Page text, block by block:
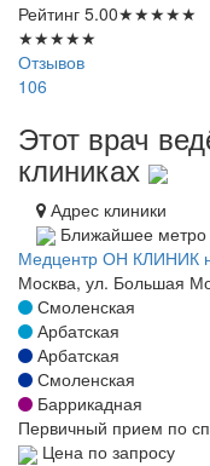
Рейтинг 5.00★★★★★
★★★★★
Отзывов
106
Этот врач
клиниках
Адрес клиники
Ближайшее метро
Медцентр ОН КЛИНИК
Москва, ул. Большая
Смоленская
Арбатская
Арбатская
Смоленская
Баррикадная
Первичный прием по
Цена по запросу